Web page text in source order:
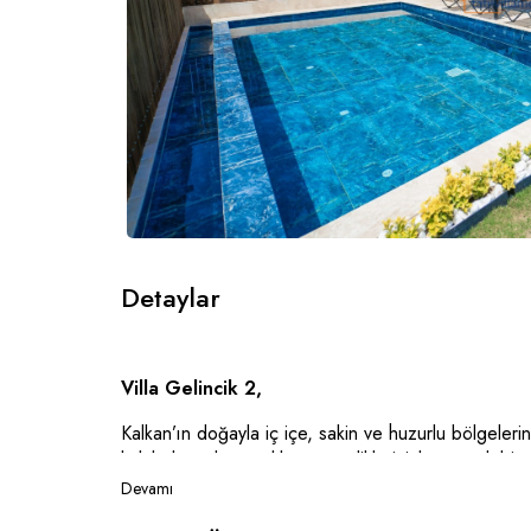
Detaylar
Villa Gelincik 2,
Kalkan’ın doğayla iç içe, sakin ve huzurlu
kalabalığından uzaklaşıp sevdiklerinizle gerçek
tasarlanmıştır. Doğanın dinginliğiyle çevrili bu
Devamı